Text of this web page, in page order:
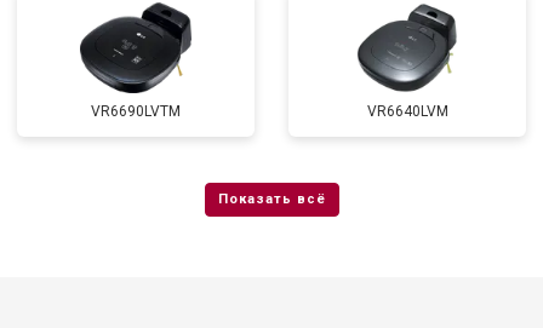
VR6690LVTM VR6640LVM